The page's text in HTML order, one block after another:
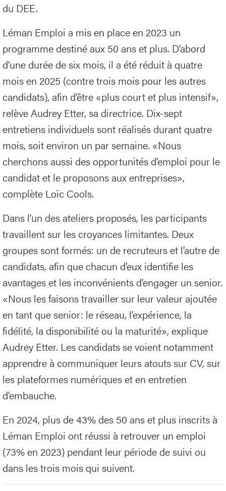
du DEE.
Léman Emploi a mis en place en 2023 un
programme destiné aux 50 ans et plus. D’abord
d’une durée de six mois, il a été réduit à quatre
mois en 2025 (contre trois mois pour les autres
candidats), afin d’être «plus court et plus intensif»,
relève Audrey Etter, sa directrice. Dix-sept
entretiens individuels sont réalisés durant quatre
mois, soit environ un par semaine. «Nous
cherchons aussi des opportunités d’emploi pour le
candidat et le proposons aux entreprises»,
complète Loïc Cools.
Dans l’un des ateliers proposés, les participants
travaillent sur les croyances limitantes. Deux
groupes sont formés: un de recruteurs et l’autre de
candidats, afin que chacun d’eux identifie les
avantages et les inconvénients d’engager un senior.
«Nous les faisons travailler sur leur valeur ajoutée
en tant que senior: le réseau, l’expérience, la
fidélité, la disponibilité ou la maturité», explique
Audrey Etter. Les candidats se voient notamment
apprendre à communiquer leurs atouts sur CV, sur
les plateformes numériques et en entretien
d’embauche.
En 2024, plus de 43% des 50 ans et plus inscrits à
Léman Emploi ont réussi à retrouver un emploi
(73% en 2023) pendant leur période de suivi ou
dans les trois mois qui suivent.